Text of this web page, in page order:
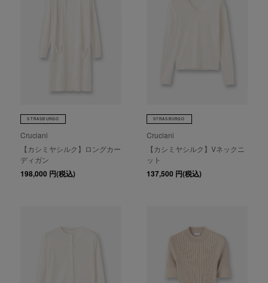
STRASBURGO
Cruciani
【カシミヤシルク】ロングカー
ディガン
198,000 円(税込)
STRASBURGO
Cruciani
【カシミヤシルク】Vネックニ
ット
137,500 円(税込)